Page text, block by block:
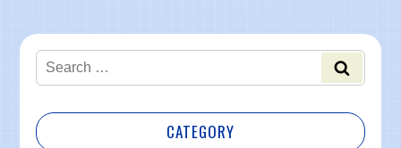
CATEGORY